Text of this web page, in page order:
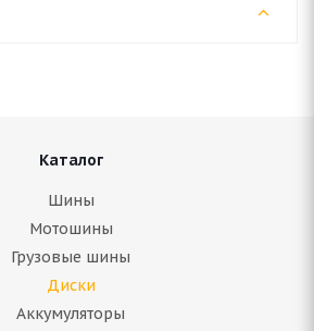
Каталог
Шины
Мотошины
Грузовые шины
Диски
Аккумуляторы